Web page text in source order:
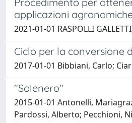
applicazioni
2021-01-01 RASPOLLI
Ciclo per la conversione
2017-01-01 Bibbiani, Carlo;
"Solenero"
2015-01-01 Antonelli,
Pardossi, Alberto; Pecchioni,